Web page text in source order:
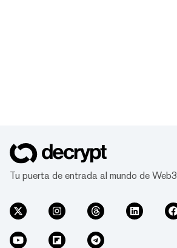
Tu puerta de entrada al mundo de Web3